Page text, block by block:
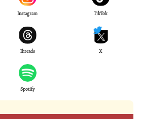
Instagram TikTok
Threads X
Spotify